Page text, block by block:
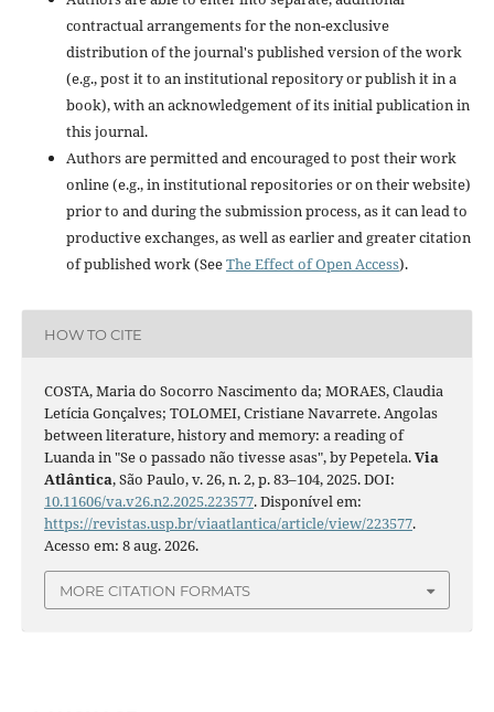
contractual arrangements for the non-exclusive
distribution of the journal's published version of the work
(e.g., post it to an institutional repository or publish it in a
book), with an acknowledgement of its initial publication in
this journal.
Authors are permitted and encouraged to post their work
online (e.g., in institutional repositories or on their website)
prior to and during the submission process, as it can lead to
productive exchanges, as well as earlier and greater citation
of published work (SeeThe Effect of Open Access).
HOW TO CITE
COSTA, Maria do Socorro Nascimento da; MORAES, Claudia
Letícia Gonçalves; TOLOMEI, Cristiane Navarrete. Angolas
between literature, history and memory: a reading of
Luanda in "Se o passado não tivesse asas", by Pepetela.Via
Atlântica, São Paulo, v. 26, n. 2, p. 83–104, 2025. DOI:
10.11606/va.v26.n2.2025.223577. Disponível em:
https://revistas.usp.br/viaatlantica/article/view/223577.
Acesso em: 8 aug. 2026.
MORE CITATION FORMATS